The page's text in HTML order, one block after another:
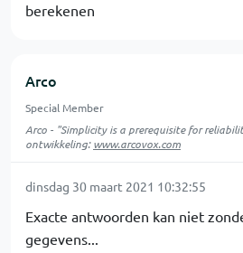
berekenen
Arco
Special Member
Arco - "Simplicity is a prerequisite for
ontwikkeling:www.arcovox.com
dinsdag 30 maart 2021 10:32:55
Exacte antwoorden kan niet
gegevens...